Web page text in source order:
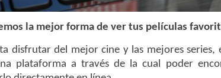
la mejor forma de ver tus películas
disfrutar del mejor cine y las mejores series,
plataforma a través de la cual poder